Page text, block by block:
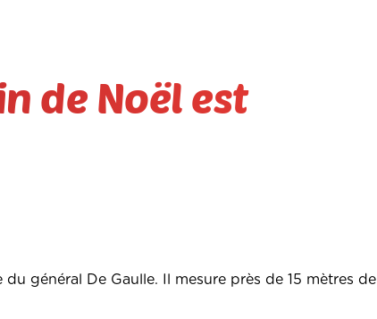
de Noël est
général De Gaulle. Il mesure près de 15 mètres de